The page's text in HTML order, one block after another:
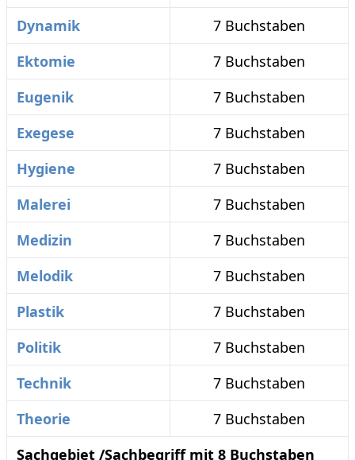
Dynamik
7 Buchstaben
Ektomie
7 Buchstaben
Eugenik
7 Buchstaben
Exegese
7 Buchstaben
Hygiene
7 Buchstaben
Malerei
7 Buchstaben
Medizin
7 Buchstaben
Melodik
7 Buchstaben
Plastik
7 Buchstaben
Politik
7 Buchstaben
Technik
7 Buchstaben
Theorie
7 Buchstaben
Sachgebiet /Sachbegriff mit 8 Buchstaben